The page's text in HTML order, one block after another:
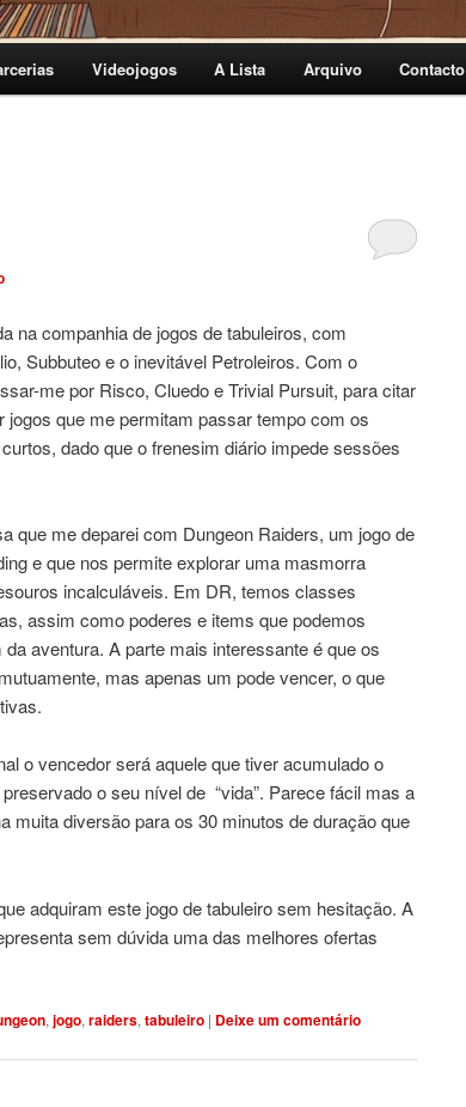
Videojogos A Lista Arquivo Contacto
na companhia de jogos de tabuleiros, com
Subbuteo e o inevitável Petroleiros. Com o
me por Risco, Cluedo e Trivial Pursuit, para citar
que me permitam passar tempo com os
dado que o frenesim diário impede sessões
que me deparei com Dungeon Raiders, um jogo de
e que nos permite explorar uma masmorra
incalculáveis. Em DR, temos classes
assim como poderes e items que podemos
aventura. A parte mais interessante é que os
mas apenas um pode vencer, o que
o vencedor será aquele que tiver acumulado o
o seu nível de “vida”. Parece fácil mas a
muita diversão para os 30 minutos de duração que
adquiram este jogo de tabuleiro sem hesitação. A
sem dúvida uma das melhores ofertas
, jogo, raiders, tabuleiro | Deixe um comentário